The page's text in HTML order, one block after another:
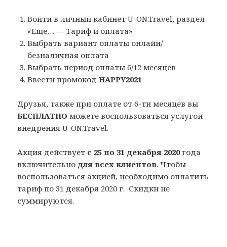
Войти в личный кабинет U-ON.Travel, раздел
«Еще… — Тариф и оплата»
Выбрать вариант оплаты онлайн/
безналичная оплата
Выбрать период оплаты 6/12 месяцев
Ввести промокодHAPPY2021
Друзья, также при оплате от 6-ти месяцев вы
БЕСПЛАТНО можете воспользоваться услугой
внедрения U-ON.Travel.
Акция действует с 25 по 31 декабря 2020года
включительно для всех клиентов. Чтобы
воспользоваться акцией, необходимо оплатить
тариф по 31 декабря 2020 г. Скидки не
суммируются.